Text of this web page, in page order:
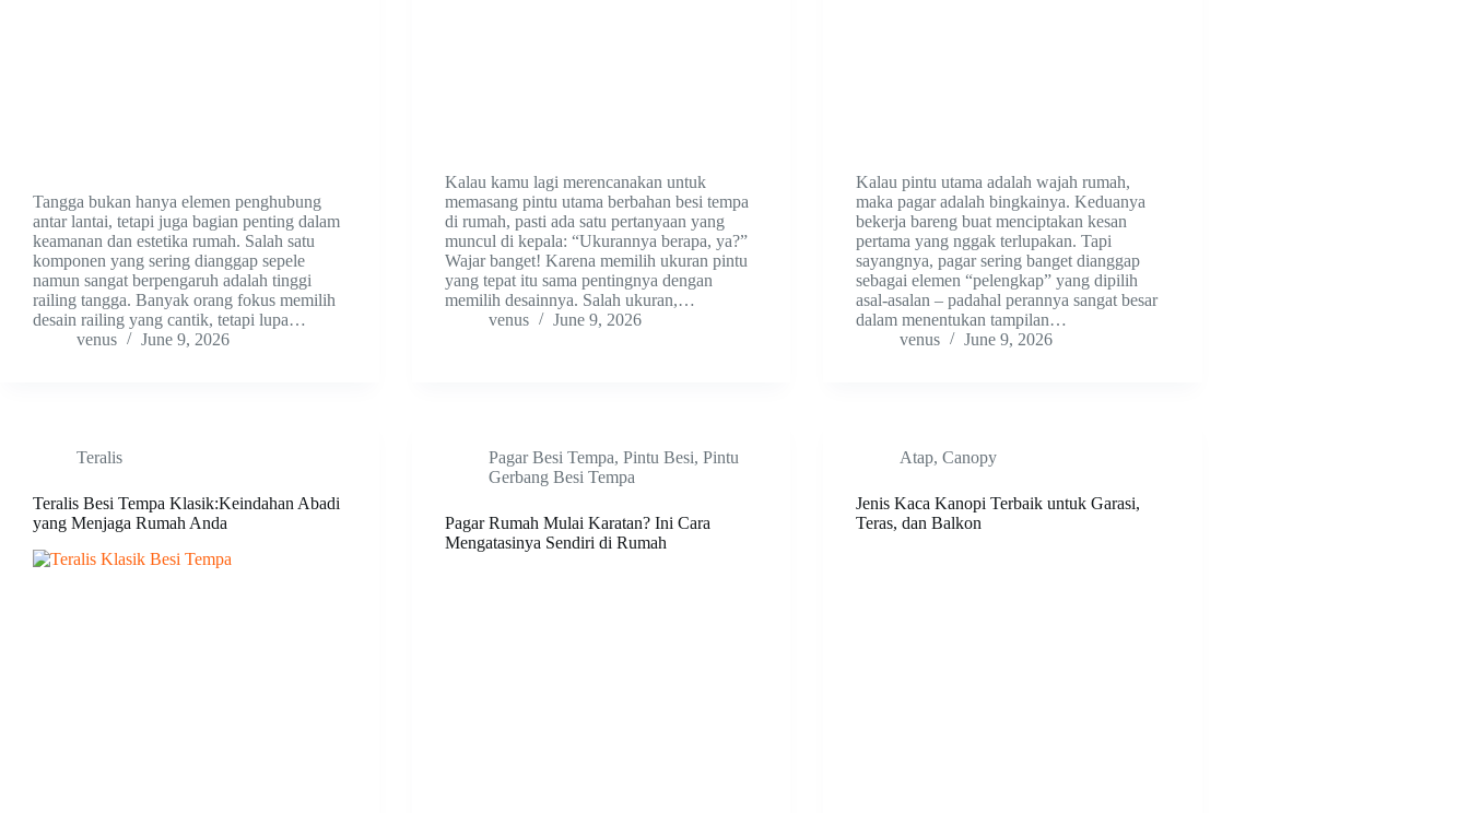
Tangga bukan hanya elemen penghubung
antar lantai, tetapi juga bagian penting dalam
keamanan dan estetika rumah. Salah satu
komponen yang sering dianggap sepele
namun sangat berpengaruh adalah tinggi
railing tangga. Banyak orang fokus memilih
desain railing yang cantik, tetapi lupa…
venus
June 9, 2026
Kalau kamu lagi merencanakan untuk
memasang pintu utama berbahan besi tempa
di rumah, pasti ada satu pertanyaan yang
muncul di kepala: “Ukurannya berapa, ya?”
Wajar banget! Karena memilih ukuran pintu
yang tepat itu sama pentingnya dengan
memilih desainnya. Salah ukuran,…
venus
June 9, 2026
Kalau pintu utama adalah wajah rumah,
maka pagar adalah bingkainya. Keduanya
bekerja bareng buat menciptakan kesan
pertama yang nggak terlupakan. Tapi
sayangnya, pagar sering banget dianggap
sebagai elemen “pelengkap” yang dipilih
asal-asalan – padahal perannya sangat besar
dalam menentukan tampilan…
venus
June 9, 2026
Teralis
Teralis Besi Tempa Klasik:Keindahan Abadi
yang Menjaga Rumah Anda
Pagar Besi Tempa, Pintu Besi, Pintu
Gerbang Besi Tempa
Pagar Rumah Mulai Karatan? Ini Cara
Mengatasinya Sendiri di Rumah
Atap,Canopy
Jenis Kaca Kanopi Terbaik untuk Garasi,
Teras, dan Balkon